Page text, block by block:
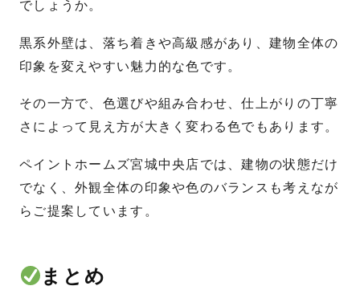
でしょうか。
黒系外壁は、落ち着きや高級感があり、建物全体の
印象を変えやすい魅力的な色です。
その一方で、色選びや組み合わせ、仕上がりの丁寧
さによって見え方が大きく変わる色でもあります。
ペイントホームズ宮城中央店では、建物の状態だけ
でなく、外観全体の印象や色のバランスも考えなが
らご提案しています。
まとめ